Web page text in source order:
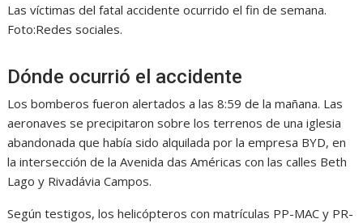
Las víctimas del fatal accidente ocurrido el fin de semana.
Foto:Redes sociales.
Dónde ocurrió el accidente
Los bomberos fueron alertados a las 8:59 de la mañana. Las
aeronaves se precipitaron sobre los terrenos de una iglesia
abandonada que había sido alquilada por la empresa BYD, en
la intersección de la Avenida das Américas con las calles Beth
Lago y Rivadávia Campos.
Según testigos, los helicópteros con matrículas PP-MAC y PR-